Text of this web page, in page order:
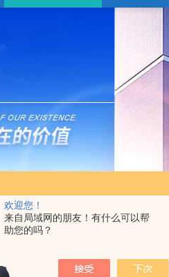
欢迎您！
来自局域网的朋友！有什么可以帮
助您的吗？
当前